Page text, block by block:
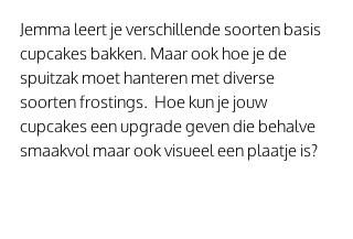
Jemma leert je verschillende soorten basis
cupcakes bakken. Maar ook hoe je de
spuitzak moet hanteren met diverse
soorten frostings.  Hoe kun je jouw
cupcakes een upgrade geven die behalve
smaakvol maar ook visueel een plaatje is?